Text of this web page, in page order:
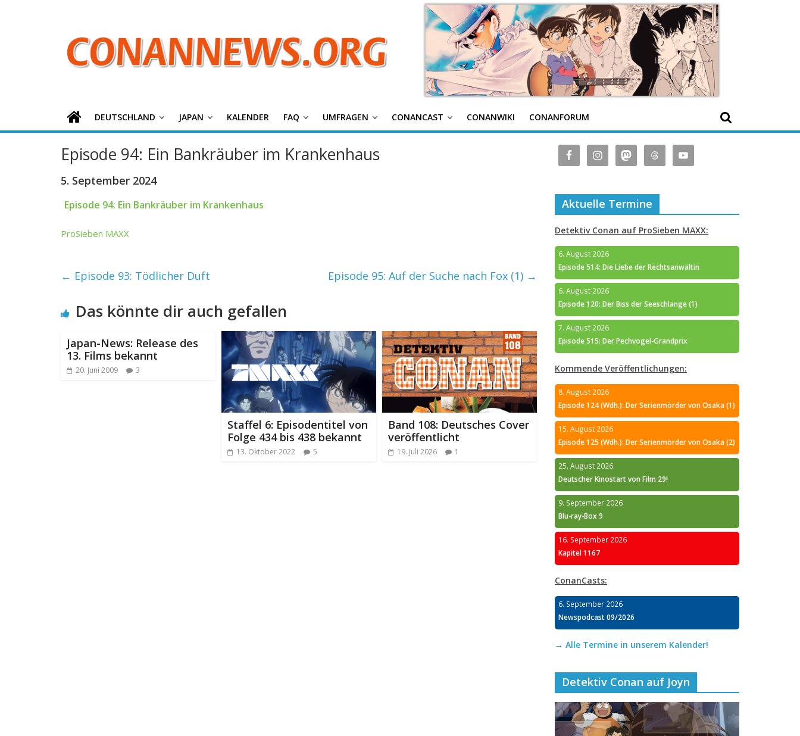
Detektiv
Conan
News
DEUTSCHLAND JAPAN KALENDER FAQ UMFRAGEN CONANCAST CONANWIKI CONANFORUM
Episode 94: Ein Bankräuber im Krankenhaus
5. September 2024
Episode 94: Ein Bankräuber im Krankenhaus
ProSieben MAXX
← Episode 93: Tödlicher Duft Episode 95: Auf der Suche nach Fox (1) →
Das könnte dir auch gefallen
Japan-News: Release des
13. Films bekannt
20. Juni 2009 3
Staffel 6: Episodentitel von
Folge 434 bis 438 bekannt
13. Oktober 2022 5
Band 108: Deutsches Cover
veröffentlicht
19. Juli 2026 1
Aktuelle Termine
Detektiv Conan auf ProSieben MAXX:
6. August 2026
Episode 514: Die Liebe der Rechtsanwältin
6. August 2026
Episode 120: Der Biss der Seeschlange (1)
7. August 2026
Episode 515: Der Pechvogel-Grandprix
Kommende Veröffentlichungen:
8. August 2026
Episode 124 (Wdh.): Der Serienmörder von Osaka (1)
15. August 2026
Episode 125 (Wdh.): Der Serienmörder von Osaka (2)
25. August 2026
Deutscher Kinostart von Film 29!
9. September 2026
Blu-ray-Box 9
16. September 2026
Kapitel 1167
ConanCasts:
6. September 2026
Newspodcast 09/2026
→ Alle Termine in unserem Kalender!
Detektiv Conan auf Joyn